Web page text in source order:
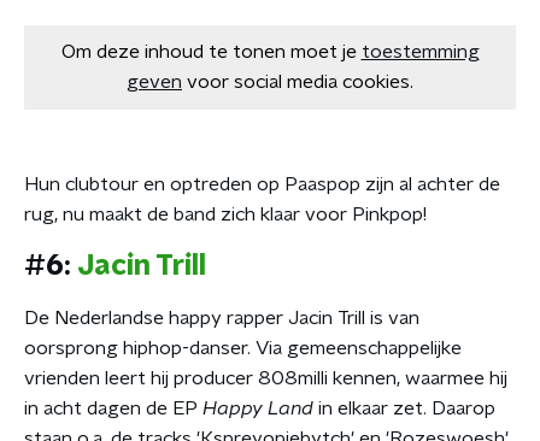
Om deze inhoud te tonen moet je toestemming
geven voor social media cookies.
Hun clubtour en optreden op Paaspop zijn al achter de
rug, nu maakt de band zich klaar voor Pinkpop!
#6: Jacin Trill
De Nederlandse happy rapper Jacin Trill is van
oorsprong hiphop-danser. Via gemeenschappelijke
vrienden leert hij producer 808milli kennen, waarmee hij
in acht dagen de EP Happy Land in elkaar zet. Daarop